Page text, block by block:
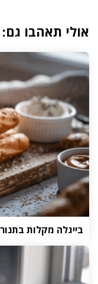
אולי תאהבו גם:
בייגלה מקלות